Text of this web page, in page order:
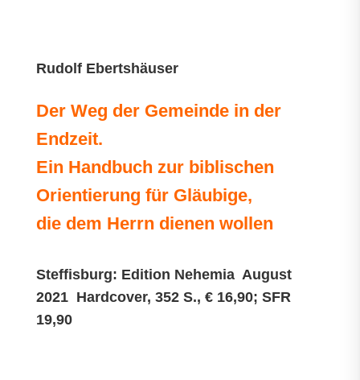
Rudolf Ebertshäuser
Der Weg der Gemeinde in der
Endzeit.
Ein Handbuch zur biblischen
Orientierung für Gläubige,
die dem Herrn dienen wollen
Steffisburg: Edition Nehemia August
2021 Hardcover, 352 S., € 16,90; SFR
19,90